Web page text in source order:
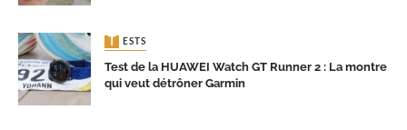
TESTS
Test de la HUAWEI Watch GT Runner 2 : La montre
qui veut détrôner Garmin